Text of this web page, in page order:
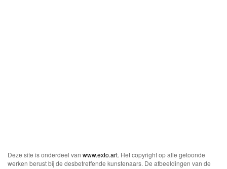
Deze site is onderdeel van www.exto.art. Het copyright op alle getoonde
werken berust bij de desbetreffende kunstenaars. De afbeeldingen van de